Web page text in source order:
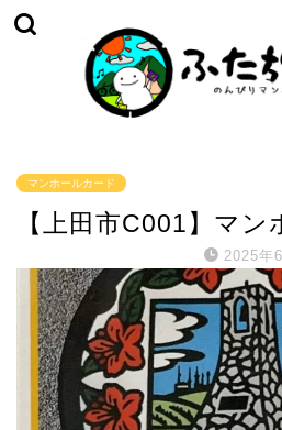
マンホールカード
【上田市C001】マン
2025年